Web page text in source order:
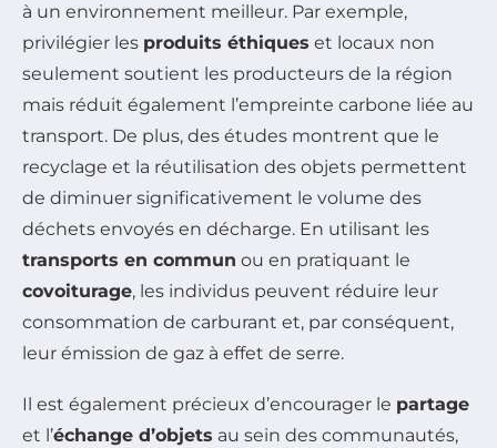
à un environnement meilleur. Par exemple,
privilégier les produits éthiques et locaux non
seulement soutient les producteurs de la région
mais réduit également l’empreinte carbone liée au
transport. De plus, des études montrent que le
recyclage et la réutilisation des objets permettent
de diminuer significativement le volume des
déchets envoyés en décharge. En utilisant les
transports en commun ou en pratiquant le
covoiturage, les individus peuvent réduire leur
consommation de carburant et, par conséquent,
leur émission de gaz à effet de serre.
Il est également précieux d’encourager le partage
et l’échange d’objets au sein des communautés,